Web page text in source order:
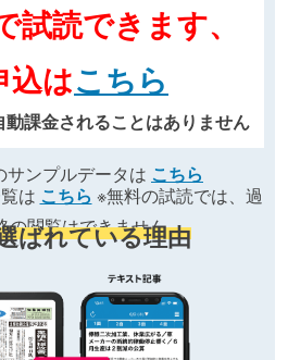
試読できます、
込はこちら
課金されることはありません
サンプルデータは こちら
は こちら ※無料の試読では、過
の閲覧はできません
ばれている理由